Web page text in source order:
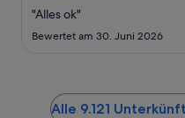
"Alles ok"
Bewertet am 30. Juni 2026
Alle 9.121